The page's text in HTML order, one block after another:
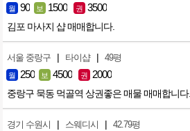
월 90 보 1500 권 3500
김포 마사지 샵 매매합니다.
서울 중랑구 | 타이샵 | 49평
월 250 보 4500 권 2000
중랑구 묵동 먹골역 상권좋은 매물 매매합니다.
경기 수원시 | 스웨디시 | 42.79평